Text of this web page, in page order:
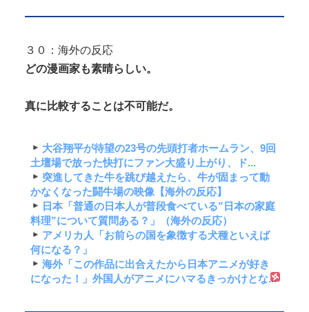
３０：海外の反応
どの漫画家も素晴らしい。
真に比較することは不可能だ。
大谷翔平が待望の23号の先頭打者ホームラン、9回
土壇場で放った快打にファン大盛り上がり、ド...
突進してきた牛を跳び越えたら、牛が固まって動
かなくなった闘牛場の映像【海外の反応】
日本「普通の日本人が普段食べている”日本の家庭
料理”について質問ある？」（海外の反応）
アメリカ人「お前らの国を象徴する犬種といえば
何になる？」
海外「この作品に出合えたから日本アニメが好き
になった！」外国人がアニメにハマるきっかけとな...